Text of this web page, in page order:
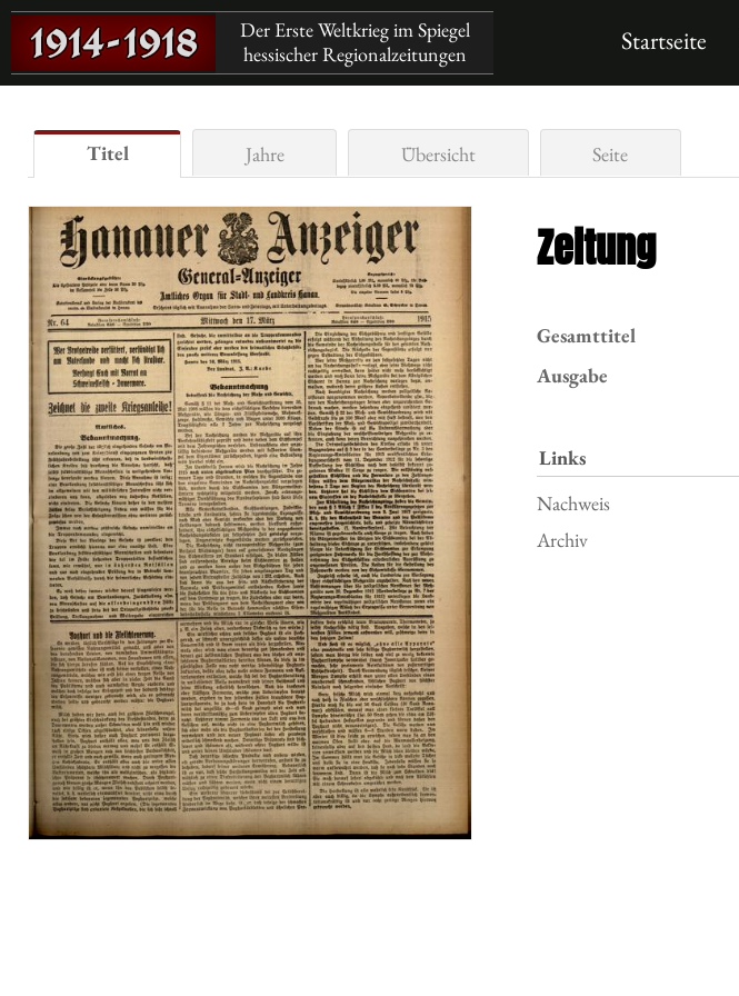
Der Erste Weltkrieg im Spiegel
hessischer Regionalzeitungen
Startseite
Titel Jahre Übersicht Seite
Zeitung
Gesamttitel
Ausgabe
Links
Nachweis
Archiv